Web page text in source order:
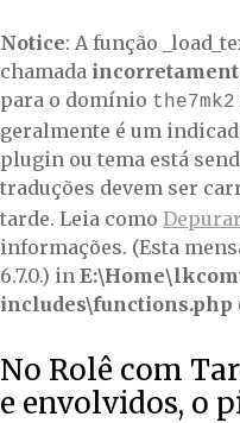
Notice: A função
chamada
para o domínio the7mk2
geralmente é um
plugin ou tema está
traduções devem ser
tarde. Leia como
informações. (Esta
6.7.0.) in
includes\functions.php
No Rolê com
e envolvidos, o